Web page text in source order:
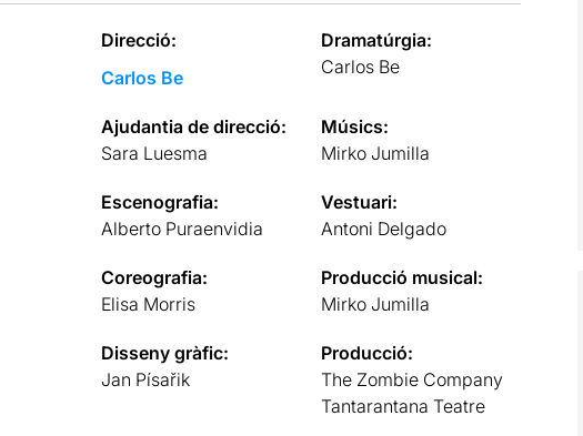
Direcció:
Carlos Be
Dramatúrgia:
Carlos Be
Ajudantia de direcció:
Sara Luesma
Músics:
Mirko Jumilla
Escenografia:
Alberto Puraenvidia
Vestuari:
Antoni Delgado
Coreografia:
Elisa Morris
Producció musical:
Mirko Jumilla
Disseny gràfic:
Jan Písařik
Producció:
The Zombie Company
Tantarantana Teatre